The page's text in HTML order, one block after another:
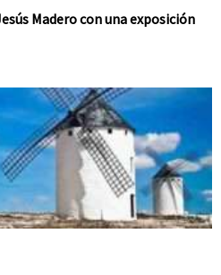
Madero con una exposición